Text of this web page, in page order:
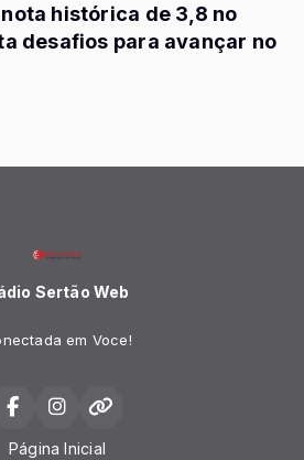
histórica de 3,8 no
desafios para avançar no
Sertão Web
em Voce!
Página Inicial